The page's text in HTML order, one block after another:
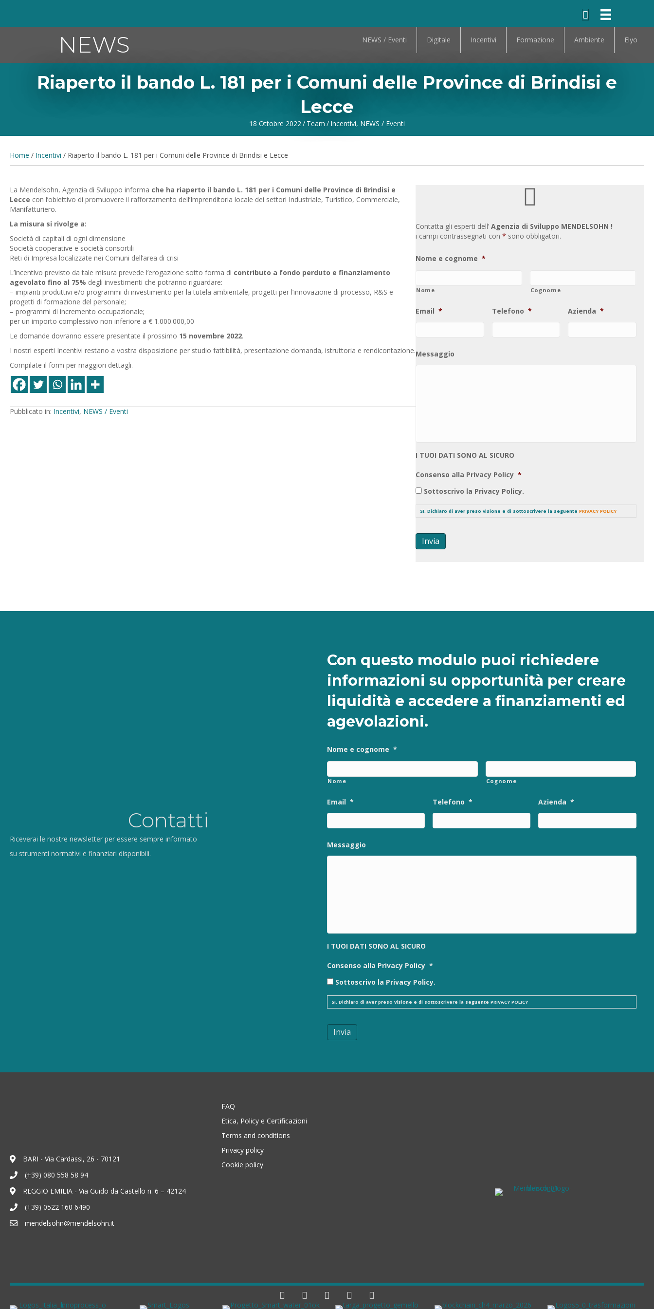
NEWS NEWS / Eventi Digitale Incentivi Formazione Ambiente Elyo
Riaperto il bando L. 181 per i Comuni delle Province di Brindisi e
Lecce
18 Ottobre 2022/ Team / Incentivi, NEWS / Eventi
Home / Incentivi / Riaperto il bando L. 181 per i Comuni delle Province di Brindisi e Lecce
La Mendelsohn, Agenzia di Sviluppo informa che ha riaperto il bando L. 181 per i Comuni delle Province di Brindisi e
Lecce con l’obiettivo di promuovere il rafforzamento dell’Imprenditoria locale dei settori Industriale, Turistico, Commerciale,
Manifatturiero.
La misura si rivolge a:
Società di capitali di ogni dimensione
Società cooperative e società consortili
Reti di Impresa localizzate nei Comuni dell’area di crisi
L’incentivo previsto da tale misura prevede l’erogazione sotto forma di contributo a fondo perduto e finanziamento
agevolato fino al 75% degli investimenti che potranno riguardare:
– impianti produttivi e/o programmi di investimento per la tutela ambientale, progetti per l’innovazione di processo, R&S e
progetti di formazione del personale;
– programmi di incremento occupazionale;
per un importo complessivo non inferiore a € 1.000.000,00
Le domande dovranno essere presentate il prossimo 15 novembre 2022.
I nostri esperti Incentivi restano a vostra disposizione per studio fattibilità, presentazione domanda, istruttoria e rendicontazione.
Compilate il form per maggiori dettagli.
Pubblicato in: Incentivi, NEWS / Eventi
Contatta gli esperti dell’Agenzia di Sviluppo MENDELSOHN !
i campi contrassegnati con* sono obbligatori.
Nome e cognome *
Nome Cognome
Email * Telefono * Azienda *
Messaggio
I TUOI DATI SONO AL SICURO
Consenso alla Privacy Policy *
Sottoscrivo la Privacy Policy.
SI. Dichiaro di aver preso visione e di sottoscrivere la seguentePRIVACY POLICY
Invia
Contatti
Riceverai le nostre newsletter per essere sempre informato
su strumenti normativi e finanziari disponibili.
Con questo modulo puoi richiedere
informazioni su opportunità per creare
liquidità e accedere a finanziamenti ed
agevolazioni.
Nome e cognome *
Nome Cognome
Email * Telefono * Azienda *
Messaggio
I TUOI DATI SONO AL SICURO
Consenso alla Privacy Policy *
Sottoscrivo la Privacy Policy.
SI. Dichiaro di aver preso visione e di sottoscrivere la seguente PRIVACY POLICY
Invia
BARI - Via Cardassi, 26 - 70121
(+39) 080 558 58 94
REGGIO EMILIA - Via Guido da Castello n. 6 – 42124
(+39) 0522 160 6490
mendelsohn@mendelsohn.it
FAQ
Etica, Policy e Certificazioni
Terms and conditions
Privacy policy
Cookie policy